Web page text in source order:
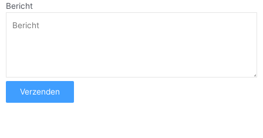
Bericht
Verzenden